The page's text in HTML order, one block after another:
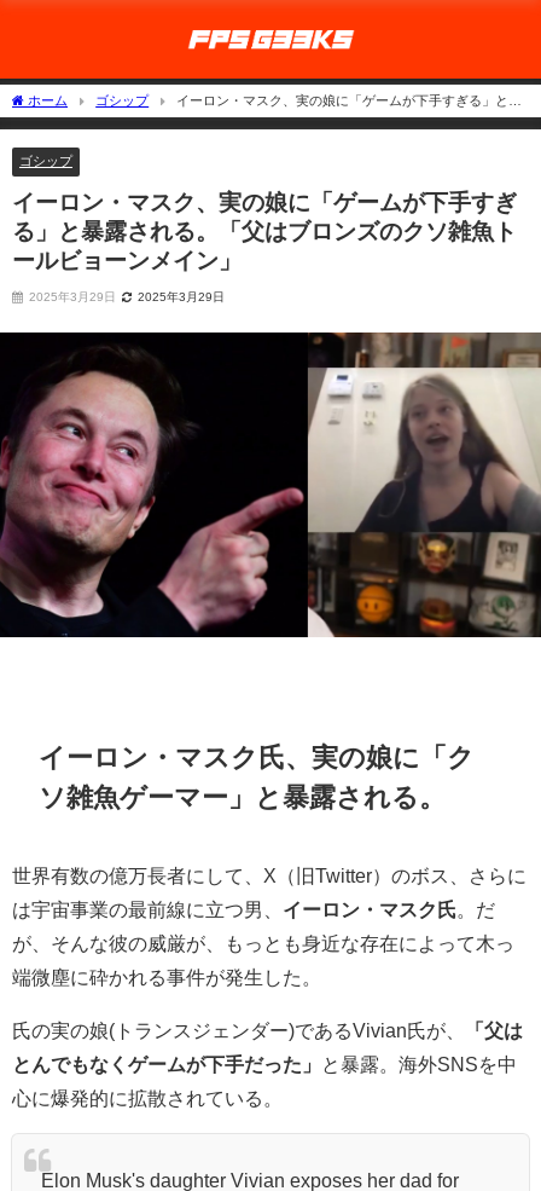
ホーム ゴシップ
イーロン・マスク、実の娘に「ゲームが下手すぎる」と暴
露される。「父はブロンズのクソ雑魚トールビョーンメイン」
ゴシップ
イーロン・マスク、実の娘に「ゲームが下手すぎ
る」と暴露される。「父はブロンズのクソ雑魚ト
ールビョーンメイン」
2025年3月29日 2025年3月29日
イーロン・マスク氏、実の娘に「ク
ソ雑魚ゲーマー」と暴露される。
世界有数の億万長者にして、X（旧Twitter）のボス、さらに
は宇宙事業の最前線に立つ男、 イーロン・マスク氏 。だ
が、そんな彼の威厳が、もっとも身近な存在によって木っ
端微塵に砕かれる事件が発生した。
氏の実の娘(トランスジェンダー)であるVivian氏が、
「父は
とんでもなくゲームが下手だった」
と暴露。海外SNSを中
心に爆発的に拡散されている。
Elon Musk's daughter Vivian exposes her dad for